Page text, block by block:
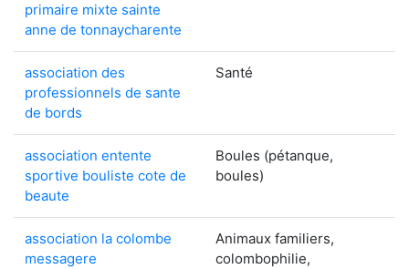
primaire mixte sainte
anne de tonnaycharente
association des
professionnels de sante
de bords
Santé
association entente
sportive bouliste cote de
beaute
Boules (pétanque,
boules)
association la colombe
messagere
Animaux familiers,
colombophilie,